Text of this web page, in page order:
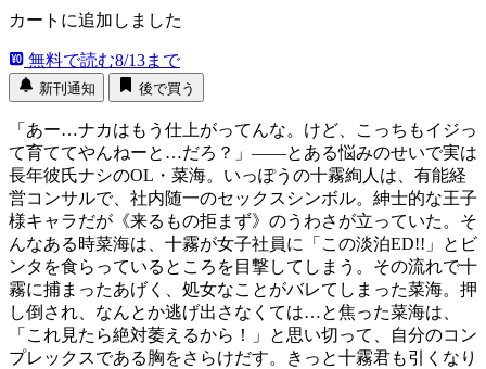
カートに追加しました
無料で読む8/13まで
新刊通知 後で買う
「あー…ナカはもう仕上がってんな。けど、こっちもイジっ
て育ててやんねーと…だろ？」――とある悩みのせいで実は
長年彼氏ナシのOL・菜海。いっぽうの十霧絢人は、有能経
営コンサルで、社内随一のセックスシンボル。紳士的な王子
様キャラだが《来るもの拒まず》のうわさが立っていた。そ
んなある時菜海は、十霧が女子社員に「この淡泊ED!!」とビ
ンタを食らっているところを目撃してしまう。その流れで十
霧に捕まったあげく、処女なことがバレてしまった菜海。押
し倒され、なんとか逃げ出さなくては…と焦った菜海は、
「これ見たら絶対萎えるから！」と思い切って、自分のコン
プレックスである胸をさらけだす。きっと十霧君も引くなり